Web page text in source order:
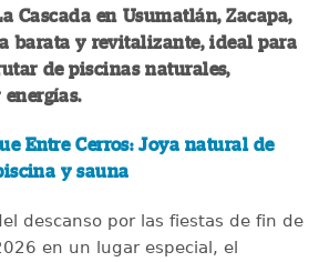
Cascada en Usumatlán, Zacapa,
barata y revitalizante, ideal para
de piscinas naturales,
energías.
Entre Cerros: Joya natural de
y sauna
descanso por las fiestas de fin de
en un lugar especial, el